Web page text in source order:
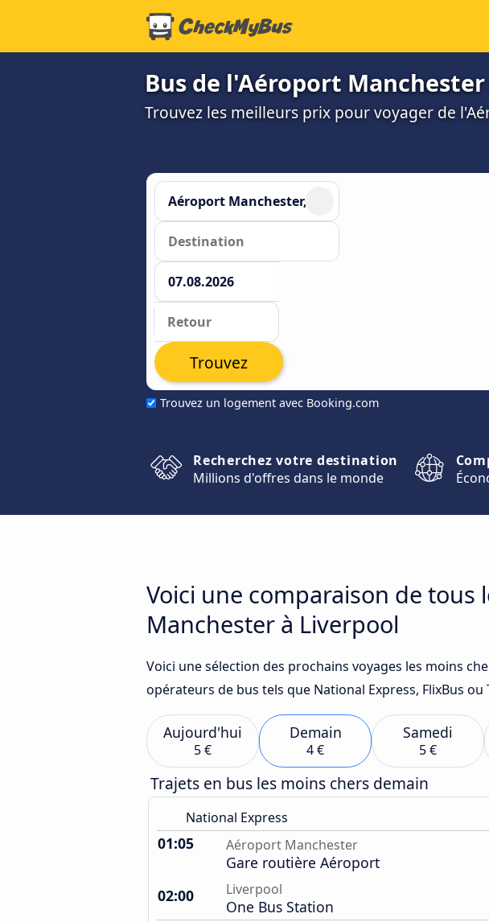
Bus de l'Aéroport
Trouvez les meilleurs prix pour voyager de
Trouvez un logement avec Booking.com
Trouvez
Recherchez votre destination
Millions d'offres dans le monde
Voici une comparaison de
Manchester à Liverpool
Voici une sélection des prochains voyages les moins
opérateurs de bus tels que National Express, FlixBus ou
Aujourd'hui
5 €
Demain
4 €
Samedi
5 €
Trajets en bus les moins chers demain
National Express
01:05 Aéroport Manchester
Gare routière Aéroport
02:00
Liverpool
One Bus Station